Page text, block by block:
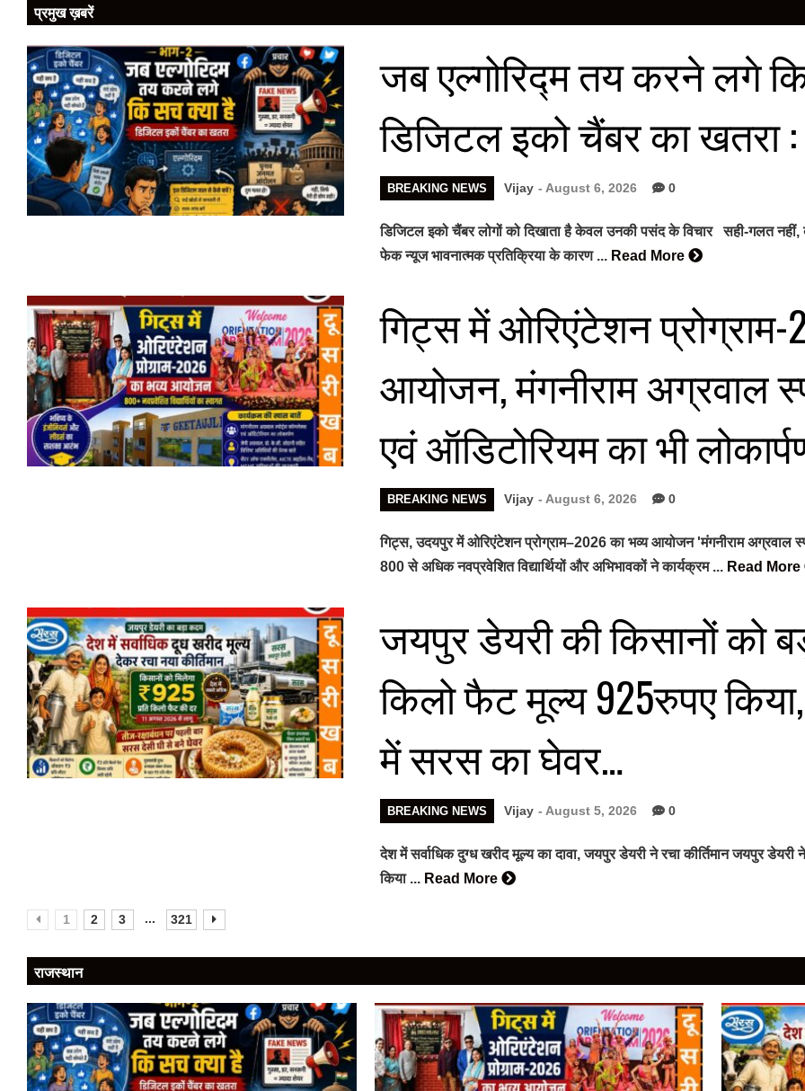
प्रमुख ख़बरें
जब एल्गोरिद्म तय करने लगे
डिजिटल इको चैंबर का खतरा :
BREAKING NEWS Vijay - August 6, 2026 0
डिजिटल इको चैंबर लोगों को दिखाता है केवल उनकी पसंद के विचार सही-गलत
फेक न्यूज भावनात्मक प्रतिक्रिया के कारण ... Read More
गिट्स में ओरिएंटेशन
आयोजन, मंगनीराम अग्रवाल
एवं ऑडिटोरियम का भी
BREAKING NEWS Vijay - August 6, 2026 0
गिट्स, उदयपुर में ओरिएंटेशन प्रोग्राम–2026 का भव्य आयोजन 'मंगनीराम अग्रवाल
800 से अधिक नवप्रवेशित विद्यार्थियों और अभिभावकों ने कार्यक्रम ... Read More
जयपुर डेयरी की किसानों को
किलो फैट मूल्य 925रुपए किया,
में सरस का घेवर…
BREAKING NEWS Vijay - August 5, 2026 0
देश में सर्वाधिक दुग्ध खरीद मूल्य का दावा, जयपुर डेयरी ने रचा कीर्तिमान जयपुर
किया ... Read More
1 2 3 ... 321
राजस्थान